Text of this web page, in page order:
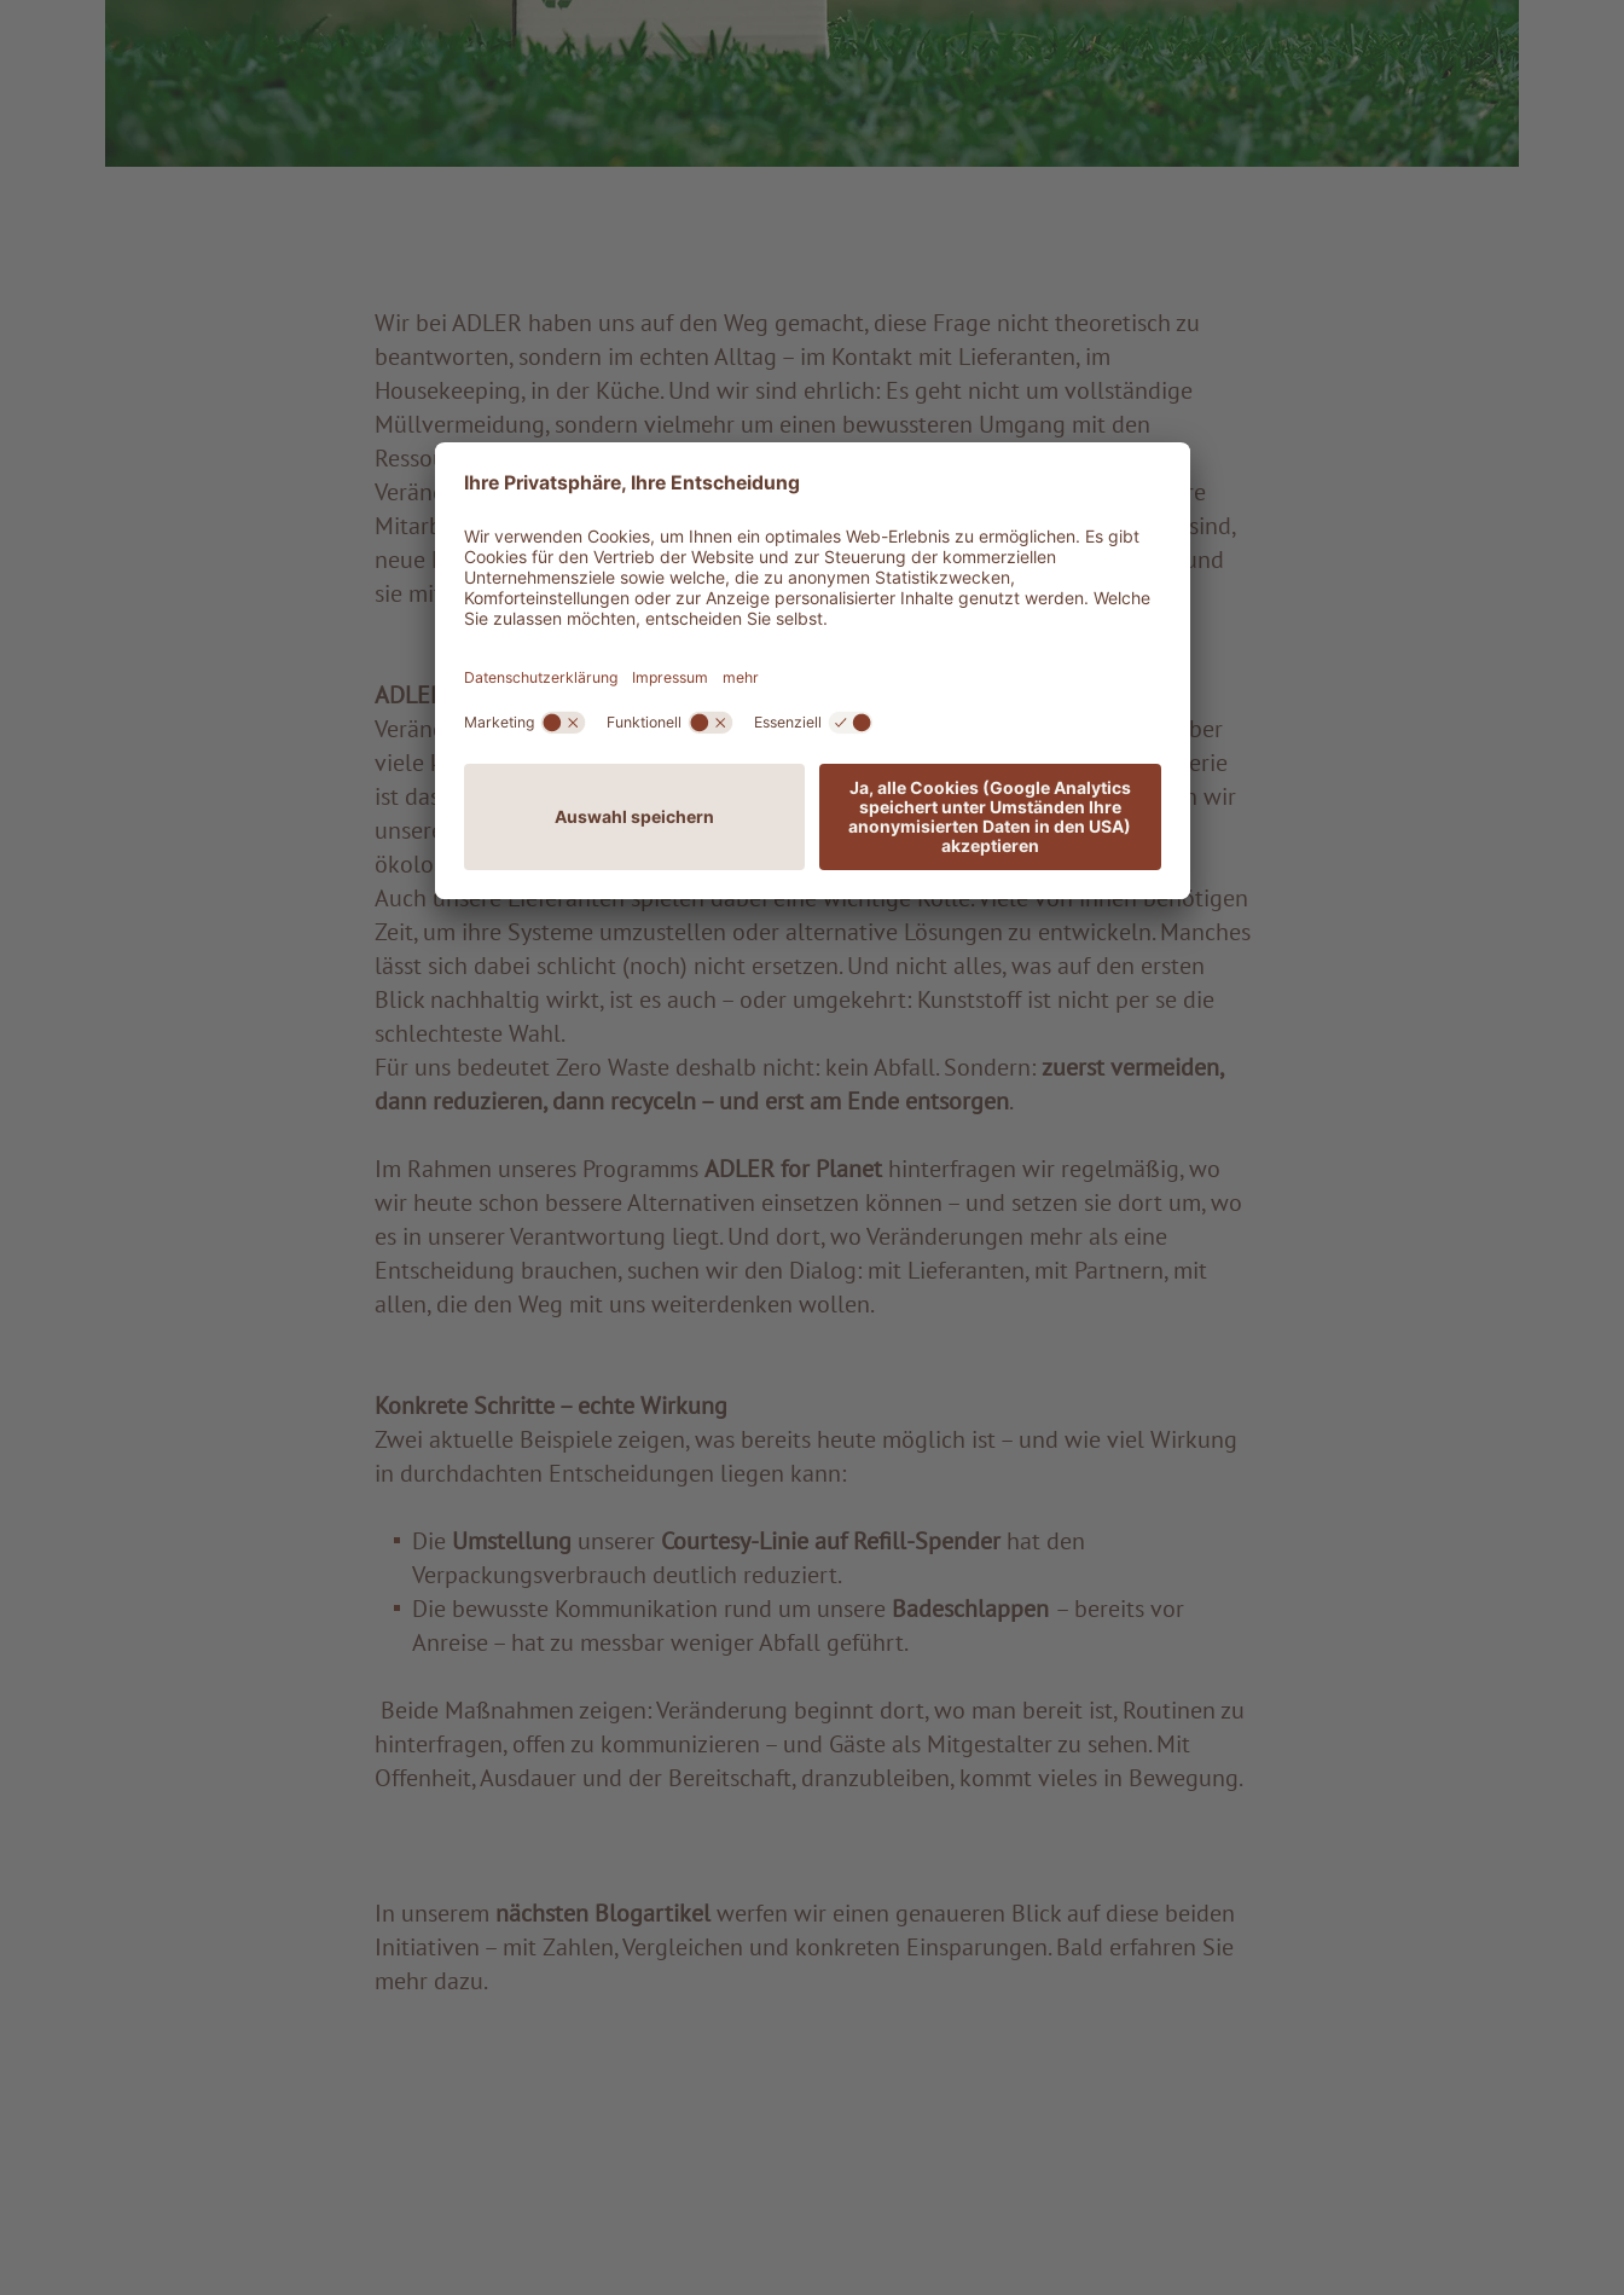
Wir bei ADLER haben uns auf den Weg gemacht, diese Frage nicht theoretisch zu
beantworten, sondern im echten Alltag – im Kontakt mit Lieferanten, im
Housekeeping, in der Küche. Und wir sind ehrlich: Es geht nicht um vollständige
Müllvermeidung, sondern vielmehr um einen bewussteren Umgang mit den
Ressourcen. Und um die Entscheidung, diesen Weg gemeinsam zu gehen. Denn
Veränderung gelingt nicht allein. Sie braucht Menschen, die sie mittragen: unsere
Mitarbeiter, die sie täglich umsetzen, unsere Partner und Lieferanten, die bereit sind,
neue Lösungen mitzudenken, und unsere Gäste, die offen sind für neue Wege – und
sie mitgestalten wollen.
ADLERs Weg: Schritt für Schritt, mit Weitblick und Realitätssinn
Veränderung beginnt im Kleinen – und selten verläuft sie geradlinig. Sie führt über
viele kleine Entscheidungen, die nicht immer bequem sind. Gerade in der Hotellerie
ist das ein Balanceakt. Hygienevorgaben, Effizienz, Logistik und der Komfort, den wir
unseren Gästen bieten möchten, stehen nicht selten im Spannungsfeld mit
ökologischen Zielen.
Auch unsere Lieferanten spielen dabei eine wichtige Rolle. Viele von ihnen benötigen
Zeit, um ihre Systeme umzustellen oder alternative Lösungen zu entwickeln. Manches
lässt sich dabei schlicht (noch) nicht ersetzen. Und nicht alles, was auf den ersten
Blick nachhaltig wirkt, ist es auch – oder umgekehrt: Kunststoff ist nicht per se die
schlechteste Wahl.
Für uns bedeutet Zero Waste deshalb nicht: kein Abfall. Sondern: zuerst vermeiden,
dann reduzieren, dann recyceln – und erst am Ende entsorgen.
Im Rahmen unseres ProgrammsADLER for Planethinterfragen wir regelmäßig, wo
wir heute schon bessere Alternativen einsetzen können – und setzen sie dort um, wo
es in unserer Verantwortung liegt. Und dort, wo Veränderungen mehr als eine
Entscheidung brauchen, suchen wir den Dialog: mit Lieferanten, mit Partnern, mit
allen, die den Weg mit uns weiterdenken wollen.
Konkrete Schritte – echte Wirkung
Zwei aktuelle Beispiele zeigen, was bereits heute möglich ist – und wie viel Wirkung
in durchdachten Entscheidungen liegen kann:
Die Umstellung unserer Courtesy-Linie auf Refill-Spenderhat den
Verpackungsverbrauch deutlich reduziert.
Die bewusste Kommunikation rund um unsere Badeschlappen – bereits vor
Anreise – hat zu messbar weniger Abfall geführt.
Beide Maßnahmen zeigen: Veränderung beginnt dort, wo man bereit ist, Routinen zu
hinterfragen, offen zu kommunizieren – und Gäste als Mitgestalter zu sehen. Mit
Offenheit, Ausdauer und der Bereitschaft, dranzubleiben, kommt vieles in Bewegung.
In unserem nächsten Blogartikelwerfen wir einen genaueren Blick auf diese beiden
Initiativen – mit Zahlen, Vergleichen und konkreten Einsparungen. Bald erfahren Sie
mehr dazu.